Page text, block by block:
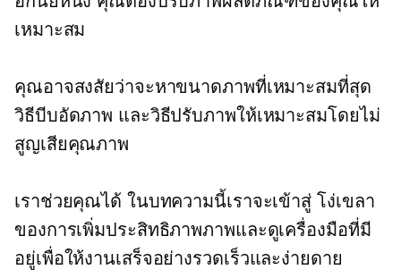
เหมาะสม
คุณอาจสงสัยว่าจะหาขนาดภาพที่เหมาะสมที่สุด
วิธีบีบอัดภาพ และวิธีปรับภาพให้เหมาะสมโดยไม่
สูญเสียคุณภาพ
เราช่วยคุณได้ ในบทความนี้เราจะเข้าสู่ โง่เขลา
ของการเพิ่มประสิทธิภาพภาพและดูเครื่องมือที่มี
อยู่เพื่อให้งานเสร็จอย่างรวดเร็วและง่ายดาย